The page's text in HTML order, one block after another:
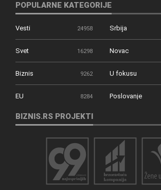
POPULARNE KATEGORIJE
Vesti 24958 Srbija
Svet 16298 Novac
Biznis 9262 U fokusu
EU 8284 Poslovanje
BIZNIS.RS PROJEKTI